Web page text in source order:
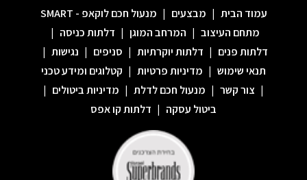
עמוד הבית | מבצעים | מנעול חכם לוקאפ - SMART
מתחם העיצוב | המרחב המוגן | דלתות כניסה |
דלתות פנים | דלתות יוקרתיות | סניפים | נגישות |
תנאי שימוש | מדיניות פרטיות | קטלוגים ומידע טכני
| צור קשר | מנעול חכם לדלת | מדיניות ביטולים |
ביטול עסקה | דלתות קו אפס